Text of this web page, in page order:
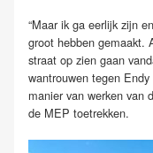
“Maar ik ga eerlijk zijn
groot hebben gemaakt.
straat op zien gaan
wantrouwen tegen
manier van werken van
de MEP toetrekken.